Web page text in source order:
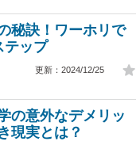
秘訣！ワーホリで
テップ
更新：2024/12/25
の意外なデメリッ
現実とは？